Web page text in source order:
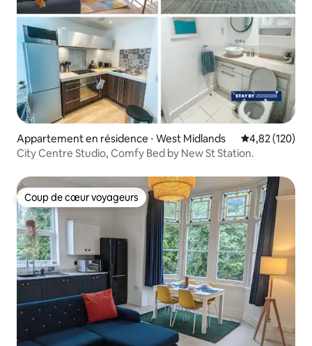
Appartement en résidence ⋅ West Midlands Évaluation
4,82 (120)
City Centre Studio, Comfy Bed by New St Station.
Coup de cœur voyageurs
Coup de cœur voyageurs